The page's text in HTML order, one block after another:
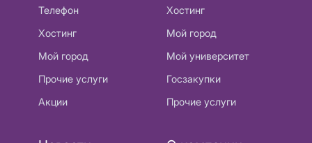
Телефон
Хостинг
Мой город
Прочие услуги
Акции
Хостинг
Мой город
Мой университет
Госзакупки
Прочие услуги